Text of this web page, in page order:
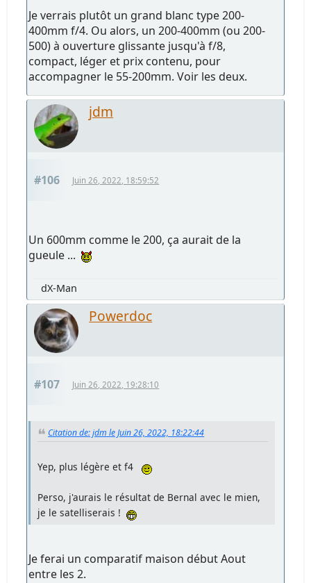
Je verrais plutôt un grand blanc type 200-
400mm f/4. Ou alors, un 200-400mm (ou 200-
500) à ouverture glissante jusqu'à f/8,
compact, léger et prix contenu, pour
accompagner le 55-200mm. Voir les deux.
jdm
#106 Juin 26, 2022, 18:59:52
Un 600mm comme le 200, ça aurait de la
gueule ...
dX-Man
Powerdoc
#107 Juin 26, 2022, 19:28:10
Citation de: jdm le Juin 26, 2022, 18:22:44
Yep, plus légère et f4
Perso, j'aurais le résultat de Bernal avec le mien,
je le satelliserais !
Je ferai un comparatif maison début Aout
entre les 2.